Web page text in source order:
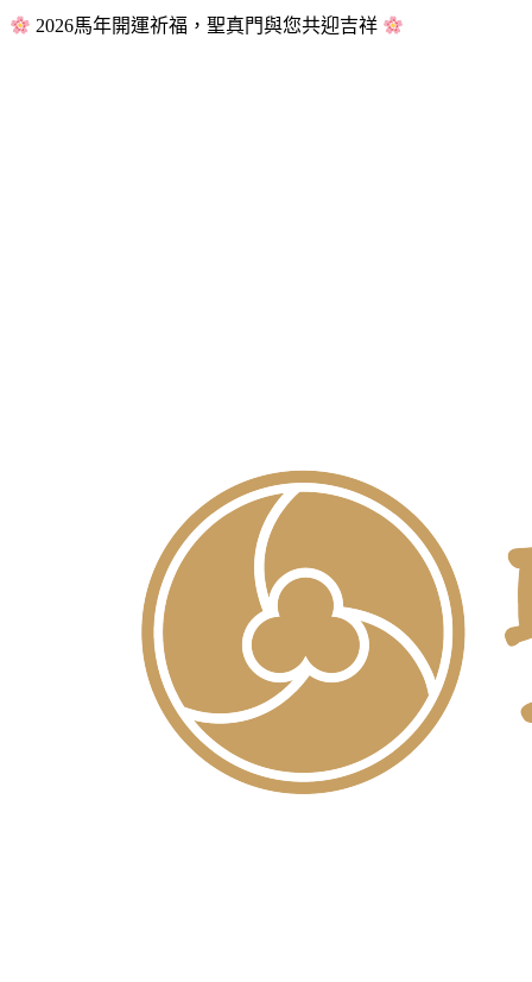
2026馬年開運祈福，聖真門與您共迎吉祥